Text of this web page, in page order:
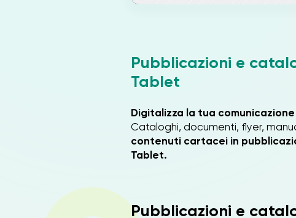
Pubblicazioni e
Tablet
Digitalizza la tua
Cataloghi, documenti, flyer,
contenuti cartacei in
Tablet.
Pubblicazioni e